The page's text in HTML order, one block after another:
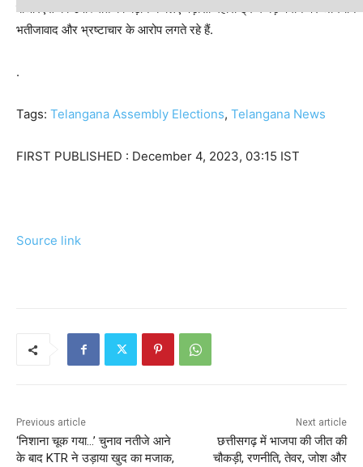
बीआरएस की उपस्थिति को बढ़ाने के लिए पड़ोसी महाराष्ट्र में बड़े पैमाने पर
भतीजावाद और भ्रष्टाचार के आरोप लगते रहे हैं.
.
Tags: Telangana Assembly Elections, Telangana News
FIRST PUBLISHED : December 4, 2023, 03:15 IST
Source link
Previous article
‘निशाना चूक गया…’ चुनाव नतीजे आने
के बाद KTR ने उड़ाया खुद का मजाक,
Next article
छत्तीसगढ़ में भाजपा की जीत की
चौकड़ी, रणनीति, तेवर, जोश और